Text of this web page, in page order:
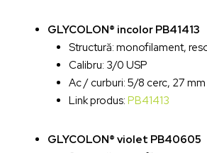
GLYCOLON® incolor PB41413
Structură: monofilament,
Calibru: 3/0 USP
Ac / curburi: 5/8 cerc, 27 mm
Link produs: PB41413
GLYCOLON® violet PB40605